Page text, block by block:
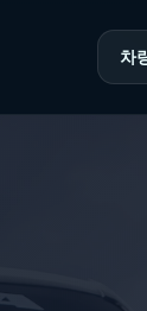
차